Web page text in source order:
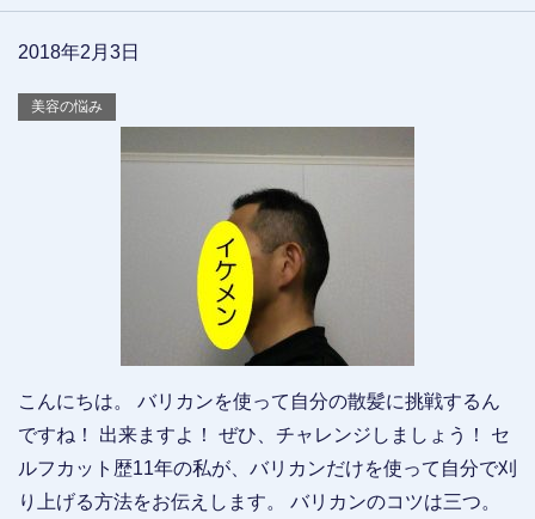
2018年2月3日
美容の悩み
こんにちは。 バリカンを使って自分の散髪に挑戦するん
ですね！ 出来ますよ！ ぜひ、チャレンジしましょう！ セ
ルフカット歴11年の私が、バリカンだけを使って自分で刈
り上げる方法をお伝えします。 バリカンのコツは三つ。